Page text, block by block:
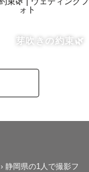
さい👘
を着る場合も
⏬️
芽吹きの約束🌿
› 静岡県の1人で撮影フ